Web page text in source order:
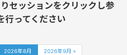
セッションをクリックし参
行ってください
2026年8月 2026年9月 »